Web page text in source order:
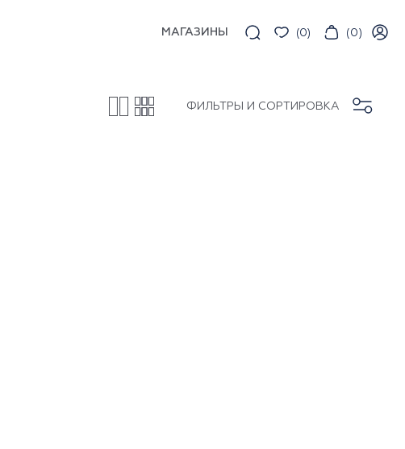
МАГАЗИНЫ (0) (0)
ФИЛЬТРЫ И СОРТИРОВКА